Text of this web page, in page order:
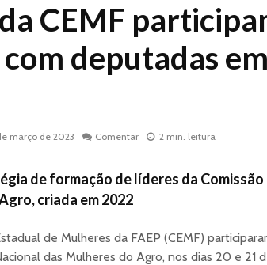
CEMF
deputadas em
março de 2023 Comentar 2 min. leitura
de formação de líderes da Comissão
criada em 2022
de Mulheres da FAEP (CEMF)
das Mulheres do Agro, nos dias 20 e 21